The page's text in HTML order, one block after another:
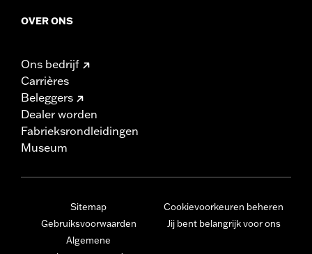
OVER ONS
Ons bedrijf
Carrières
Beleggers
Dealer worden
Fabrieksrondleidingen
Museum
Sitemap
Gebruiksvoorwaarden
Algemene
Cookievoorkeuren beheren
Jij bent belangrijk voor ons